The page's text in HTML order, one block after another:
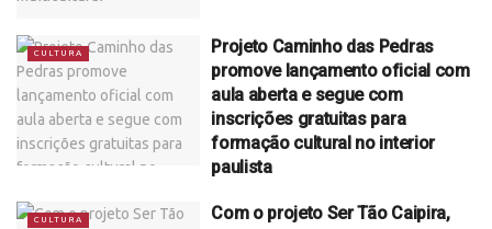
CULTURA
Projeto Caminho das Pedras
promove lançamento oficial com
aula aberta e segue com
inscrições gratuitas para
formação cultural no interior
paulista
CULTURA
Com o projeto Ser Tão Caipira,